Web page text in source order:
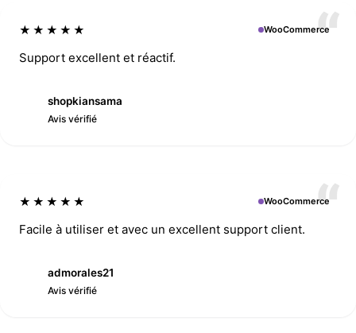
★★★★★ WooCommerce
Support excellent et réactif.
shopkiansama
Avis vérifié
★★★★★ WooCommerce
Facile à utiliser et avec un excellent support client.
admorales21
Avis vérifié